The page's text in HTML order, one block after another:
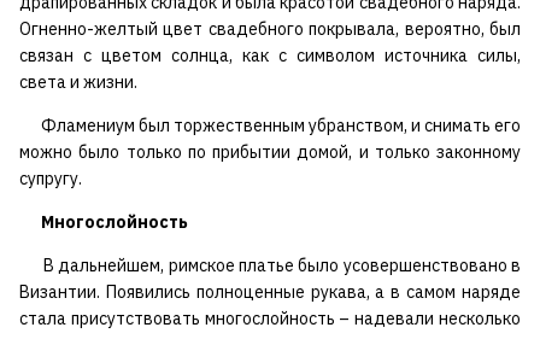
Огненно-желтый цвет свадебного покрывала, вероятно, был
связан с цветом солнца, как с символом источника силы,
света и жизни.
Фламениум был торжественным убранством, и снимать его
можно было только по прибытии домой, и только законному
супругу.
Многослойность
В дальнейшем, римское платье было усовершенствовано в
Византии. Появились полноценные рукава, а в самом наряде
стала присутствовать многослойность – надевали несколько